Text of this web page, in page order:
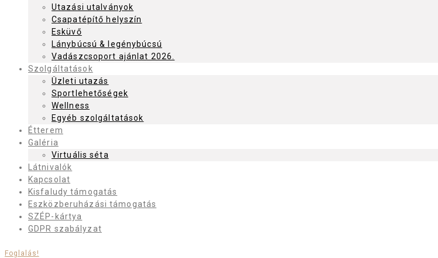
Utazási utalványok
Csapatépítő helyszín
Esküvő
Lánybúcsú & legénybúcsú
Vadászcsoport ajánlat 2026.
Szolgáltatások
Üzleti utazás
Sportlehetőségek
Wellness
Egyéb szolgáltatások
Étterem
Galéria
Virtuális séta
Látnivalók
Kapcsolat
Kisfaludy támogatás
Eszközberuházási támogatás
SZÉP-kártya
GDPR szabályzat
Foglalás!